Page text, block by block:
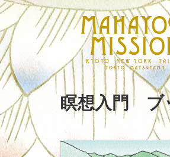
瞑想入門 ブ